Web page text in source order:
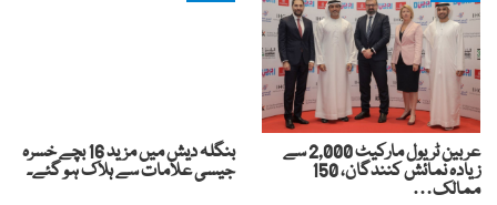
عربین ٹریول مارکیٹ 2,000 سے
زیادہ نمائش کنندگان، 150
ممالک…
بنگلہ دیش میں مزید 16 بچے خسرہ
جیسی علامات سے ہلاک ہو گئے۔